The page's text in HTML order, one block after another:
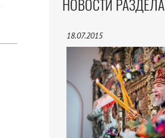
НОВОСТИ РАЗДЕЛА
18.07.2015